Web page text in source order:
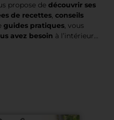
propose de découvrir ses
de recettes, conseils
guides pratiques, vous
avez besoin à l’intérieur…